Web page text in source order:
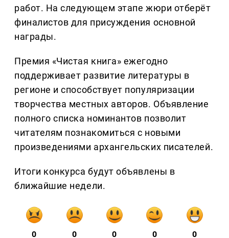
работ. На следующем этапе жюри отберёт
финалистов для присуждения основной
награды.
Премия «Чистая книга» ежегодно
поддерживает развитие литературы в
регионе и способствует популяризации
творчества местных авторов. Объявление
полного списка номинантов позволит
читателям познакомиться с новыми
произведениями архангельских писателей.
Итоги конкурса будут объявлены в
ближайшие недели.
0 0 0 0 0